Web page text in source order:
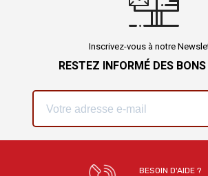
Inscrivez-vous à notre
RESTEZ INFORMÉ DES
BESOIN D'AIDE ?